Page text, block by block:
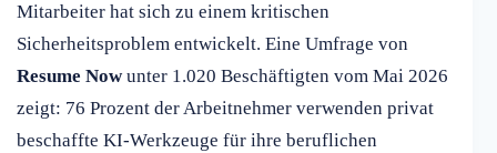
Mitarbeiter hat sich zu einem kritischen
Sicherheitsproblem entwickelt. Eine Umfrage von
Resume Nowunter 1.020 Beschäftigten vom Mai 2026
zeigt: 76 Prozent der Arbeitnehmer verwenden privat
beschaffte KI-Werkzeuge für ihre beruflichen